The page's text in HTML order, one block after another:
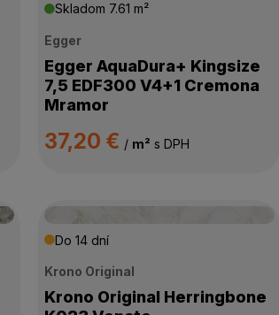
Skladom 7.61 m²
Egger
Egger AquaDura+ Kingsize
7,5 EDF300 V4+1 Cremona
Mramor
37,20 € / m² s DPH
Do 14 dní
Krono Original
Krono Original Herringbone